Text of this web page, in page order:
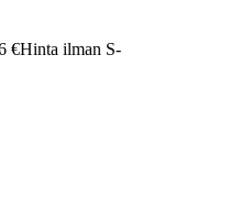
€Hinta ilman S-